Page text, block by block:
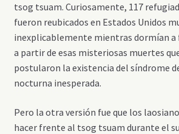
tsog tsuam. Curiosamente, 117
fueron reubicados en Estados Unidos
inexplicablemente mientras dormían a
a partir de esas misteriosas muertes
postularon la existencia del síndrome
nocturna inesperada.
Pero la otra versión fue que los
hacer frente al tsog tsuam durante el